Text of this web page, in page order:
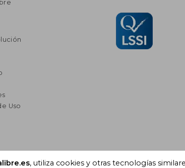
Uso
, utiliza cookies y otras tecnologías